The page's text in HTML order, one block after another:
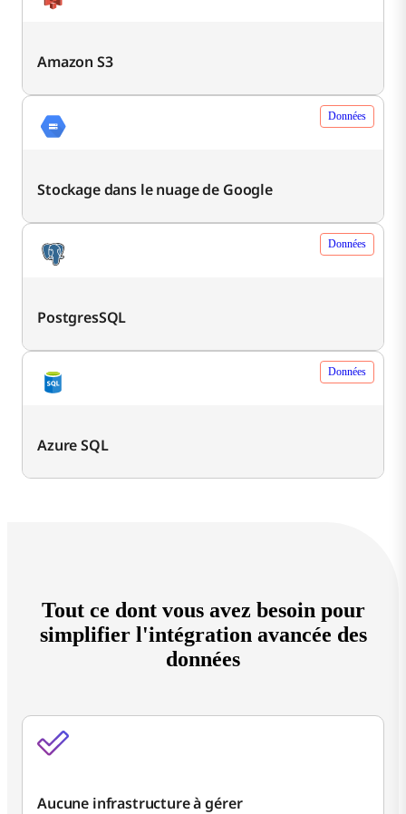
Amazon S3
Données
Stockage dans le nuage de Google
Données
PostgresSQL
Données
Azure SQL
Tout ce dont vous avez besoin pour
simplifier l'intégration avancée des
données
Aucune infrastructure à gérer